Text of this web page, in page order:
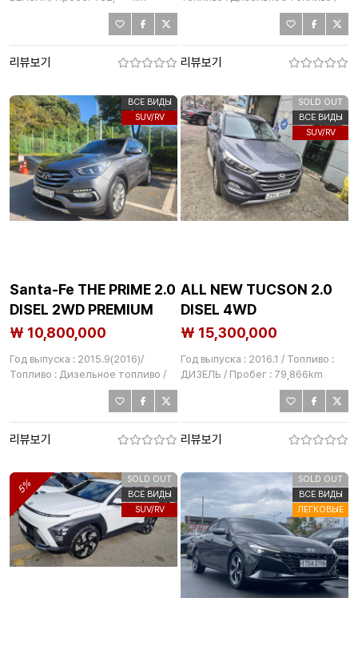
리뷰보기 리뷰보기
ВСЕ ВИДЫ
SUV/RV
Santa-Fe THE PRIME 2.0
DISEL 2WD PREMIUM
₩ 10,800,000
Год выпуска : 2015.9(2016)/
Топливо : Дизельное топливо /
리뷰보기
SOLD OUT
ВСЕ ВИДЫ
SUV/RV
ALL NEW TUCSON 2.0
DISEL 4WD
₩ 15,300,000
Год выпуска : 2016.1 / Топливо :
ДИЗЕЛЬ / Пробег : 79,866km
리뷰보기
SOLD OUT
ВСЕ ВИДЫ
SUV/RV
5%
SOLD OUT
ВСЕ ВИДЫ
ЛЕГКОВЫЕ